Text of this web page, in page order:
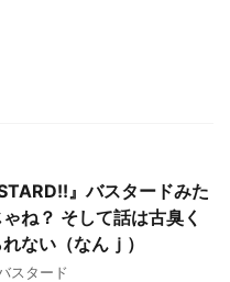
』バスタードみた
ね？ そして話は古臭く
ない（なんｊ）
スタード